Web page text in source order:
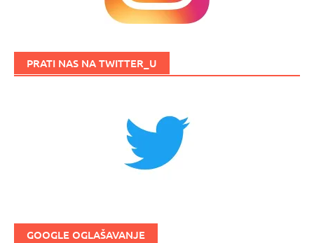
PRATI NAS NA TWITTER_U
GOOGLE OGLAŠAVANJE